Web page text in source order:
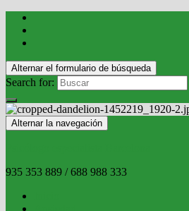
Alternar el formulario de búsqueda
Search for:
Alternar la navegación
935 353 889 / 688 988 333